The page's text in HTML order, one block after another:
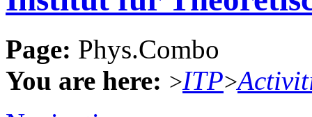
Page: Phys.Combo
You are here: >ITP>